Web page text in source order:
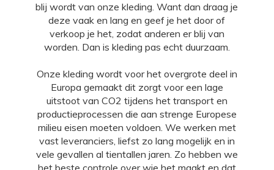
blij wordt van onze kleding. Want dan draag je
deze vaak en lang en geef je het door of
verkoop je het, zodat anderen er blij van
worden. Dan is kleding pas echt duurzaam.
Onze kleding wordt voor het overgrote deel in
Europa gemaakt dit zorgt voor een lage
uitstoot van CO2 tijdens het transport en
productieprocessen die aan strenge Europese
milieu eisen moeten voldoen. We werken met
vast leveranciers, liefst zo lang mogelijk en in
vele gevallen al tientallen jaren. Zo hebben we
het beste controle over wie het maakt en dat